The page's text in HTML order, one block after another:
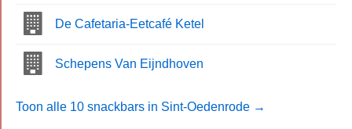
De Cafetaria-Eetcafé Ketel
Schepens Van Eijndhoven
Toon alle 10 snackbars in Sint-Oedenrode →